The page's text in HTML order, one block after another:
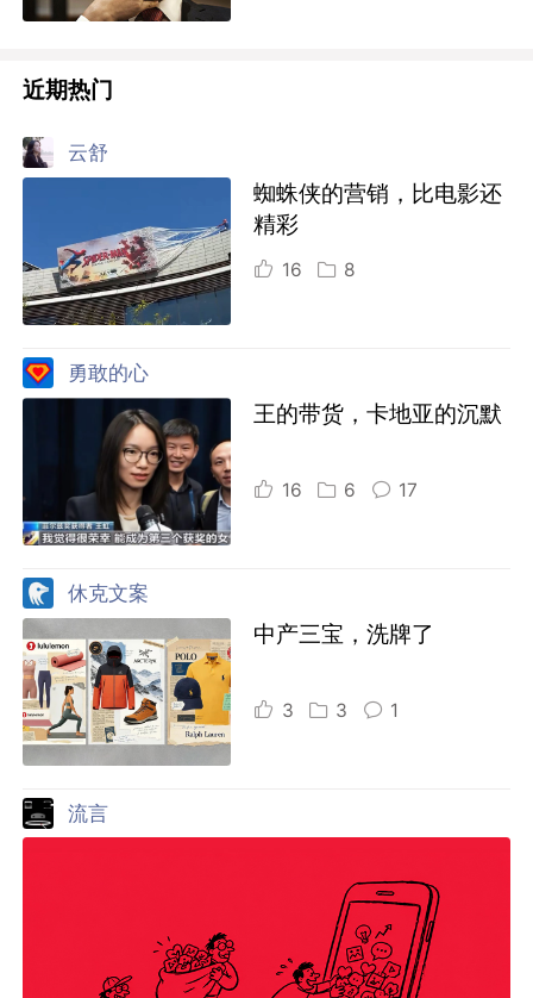
近期热门
云舒
蜘蛛侠的营销，比电影还
精彩
16 8
勇敢的心
王的带货，卡地亚的沉默
16 6 17
休克文案
中产三宝，洗牌了
3 3 1
流言